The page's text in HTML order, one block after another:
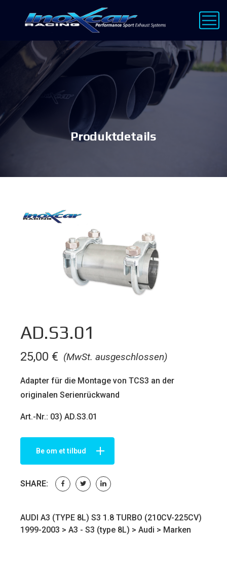
Produktdetails
AD.S3.01
(MwSt. ausgeschlossen)
25,00 €
Adapter für die Montage von TCS3 an der
originalen Serienrückwand
Art.-Nr.: 03) AD.S3.01
Be om et tilbud
SHARE:
AUDI A3 (TYPE 8L) S3 1.8 TURBO (210CV-225CV)
1999-2003 > A3 - S3 (type 8L) > Audi > Marken